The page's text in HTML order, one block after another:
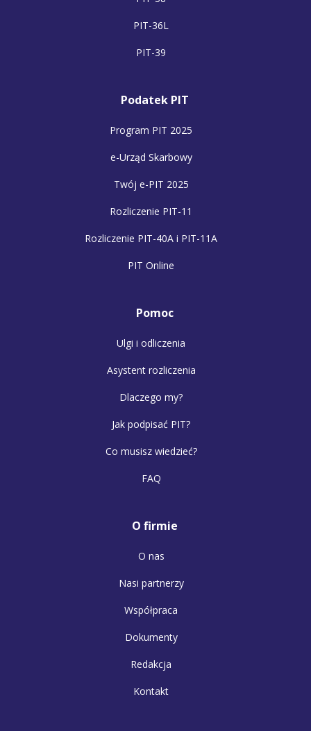
PIT-36L
PIT-39
Podatek PIT
Program PIT 2025
e-Urząd Skarbowy
Twój e-PIT 2025
Rozliczenie PIT-11
Rozliczenie PIT-40A i PIT-11A
PIT Online
Pomoc
Ulgi i odliczenia
Asystent rozliczenia
Dlaczego my?
Jak podpisać PIT?
Co musisz wiedzieć?
FAQ
O firmie
O nas
Nasi partnerzy
Współpraca
Dokumenty
Redakcja
Kontakt